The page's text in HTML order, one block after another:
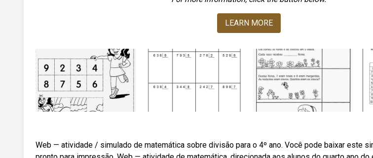
LEARN MORE
Web — atividade / simulado de matemática sobre divisão para o 4º ano. Você pode baixar este